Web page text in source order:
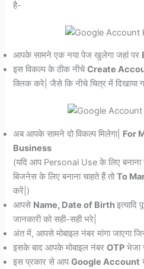
है-
आपके सामने एक नया पेज खुलेगा जहां पर
इस विकल्प के ठीक नीचेCreate
क्लिक करे| जैसे कि नीचे चित्र में दिखाया
अब आपके सामने दो विकल्प मिलेगा| For
Business
(यदि आप Personal Use के लिए बनाना
बिजनेस के लिए बनाना चाहते हैं तोTo
करें|)
आपसे Name, Date of Birthइत्यादि
जानकारी को सही-सही भरे|
अंत में, आपसे मोबाइल नंबर मांगा जाएगा
इसके बाद आपके मोबाइल नंबरOTP भेजा
इस प्रकार से आपGoogle Account